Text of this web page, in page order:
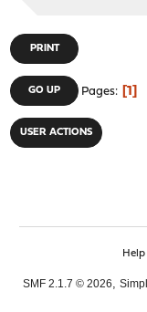
PRINT
GO UP Pages 1
USER ACTIONS
Help|
SMF 2.1.7 © 2026,